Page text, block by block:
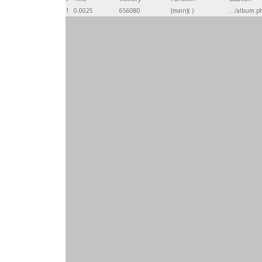
1
0.0025 656080 {main}( ) .../